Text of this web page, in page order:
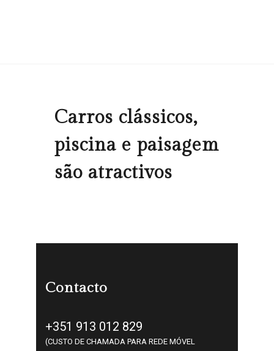
Carros clássicos,
piscina e paisagem
são atractivos
Contacto
+351 913 012 829
(CUSTO DE CHAMADA PARA REDE MÓVEL